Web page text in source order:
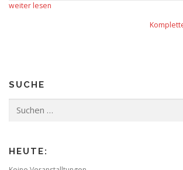
weiter lesen
SUCHE
nach:
HEUTE: